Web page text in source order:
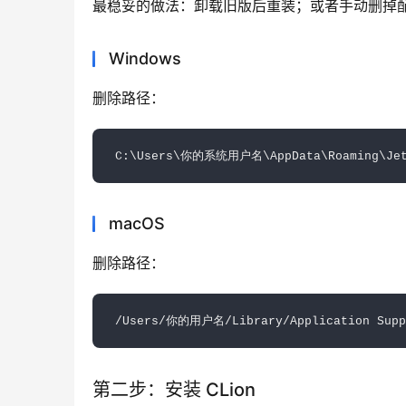
最稳妥的做法：卸载旧版后重装；或者手动删掉
Windows
删除路径：
macOS
删除路径：
第二步：安装 CLion